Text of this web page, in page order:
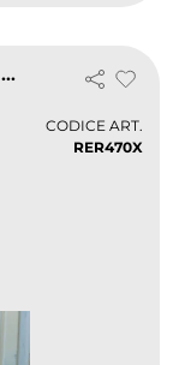
Chino Slim Uomo Super Stretch, Cotone, Tasche Cargo
CODICE ART.
RER470X